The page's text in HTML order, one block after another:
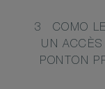
3
COMO
UN
PONTON